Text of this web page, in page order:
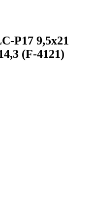
P17 9,5x21
(F-4121)